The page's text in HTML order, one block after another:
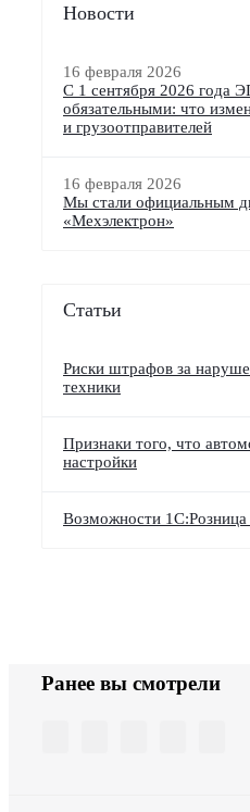
Новости
16 февраля 2026
С 1 сентября 2026 года
обязательными: что
и грузоотправителей
16 февраля 2026
Мы стали официальным
«Мехэлектрон»
Статьи
Риски штрафов за
техники
Признаки того, что
настройки
Возможности 1С:Розница
Ранее вы смотрели